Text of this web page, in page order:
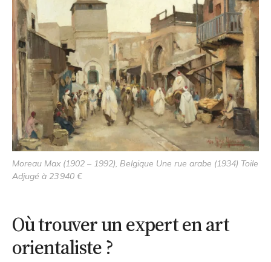
Moreau Max (1902 – 1992), Belgique Une rue arabe (1934) Toile
Adjugé à 23 940 €
Où trouver un expert en art
orientaliste ?